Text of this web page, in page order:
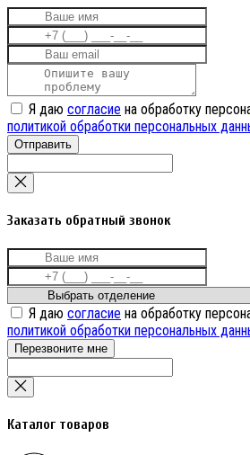
Я даю согласие на обработку
политикой обработки персональных
Отправить
Заказать обратный звонок
Я даю согласие на обработку
политикой обработки персональных
Перезвоните мне
Каталог товаров